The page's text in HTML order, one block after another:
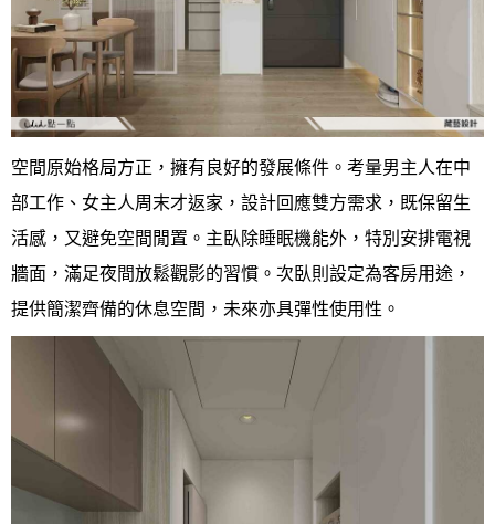
空間原始格局方正，擁有良好的發展條件。考量男主人在中
部工作、女主人周末才返家，設計回應雙方需求，既保留生
活感，又避免空間閒置。主臥除睡眠機能外，特別安排電視
牆面，滿足夜間放鬆觀影的習慣。次臥則設定為客房用途，
提供簡潔齊備的休息空間，未來亦具彈性使用性。
古典
鄉村
工業
奢華
日式
中式
美式
傢俱建材商方案
一般屋主方案
2房2廳 - 精裝版
3房2聽 - 基本版
3房2廳 - 精裝版
設計知識+
國外案例
設計私房話
桃園市
新竹市
基隆市